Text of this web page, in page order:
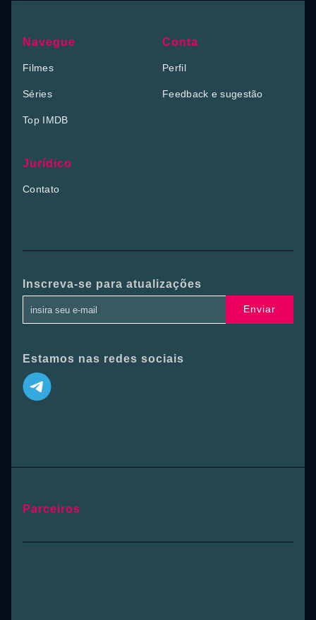
Navegue
Filmes
Séries
Top IMDB
Conta
Perfil
Feedback e sugestão
Jurídico
Contato
Inscreva-se para atualizações
Enviar
Estamos nas redes sociais
Parceiros